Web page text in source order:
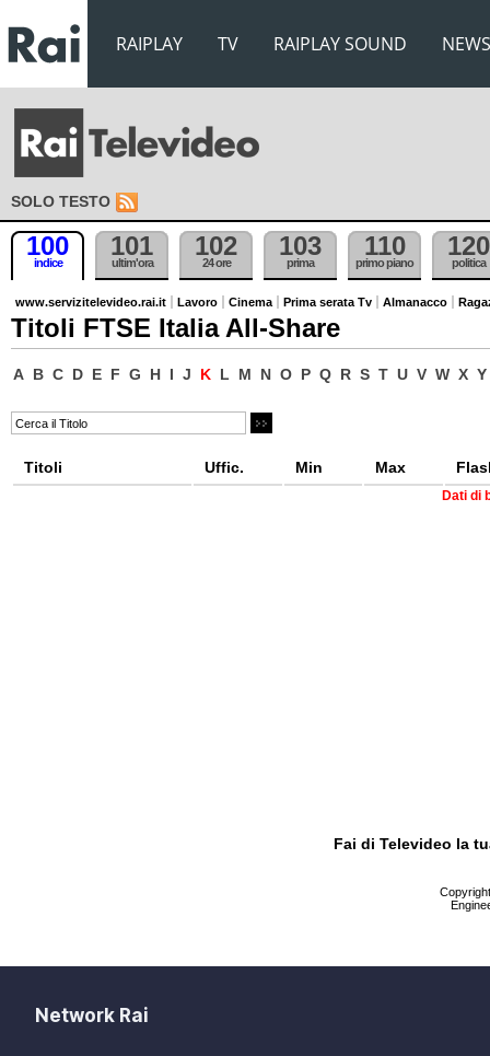
RAIPLAY TV RAIPLAY SOUND NEWS
SOLO TESTO
100
indice
101
ultim'ora
102
24 ore
103
prima
110
primo piano
120
politica
www.servizitelevideo.rai.it Lavoro Cinema Prima serata Tv Almanacco
Titoli FTSE Italia All-Share
A B C D E F G H I J K L M N O P Q R S T U V W X Y
Titoli Uffic. Min Max
Dati di
Fai di Televideo la